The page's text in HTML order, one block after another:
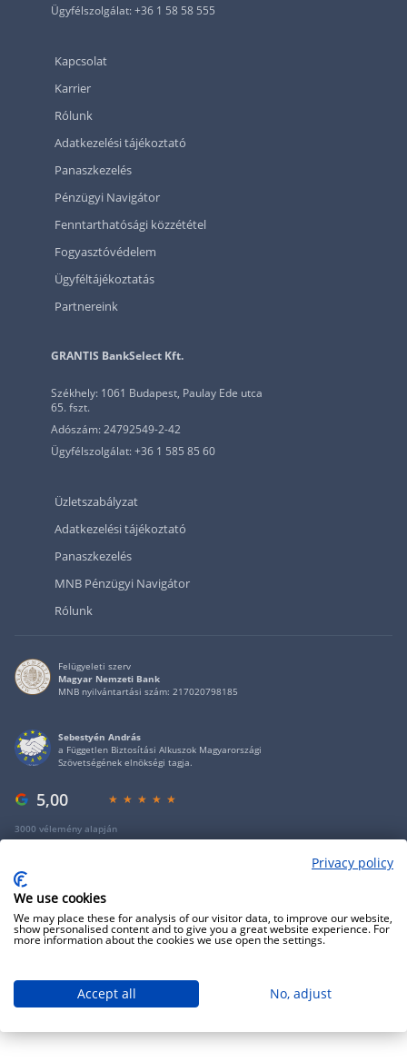
Ügyfélszolgálat: +36 1 58 58 555
Kapcsolat
Karrier
Rólunk
Adatkezelési tájékoztató
Panaszkezelés
Pénzügyi Navigátor
Fenntarthatósági közzététel
Fogyasztóvédelem
Ügyféltájékoztatás
Partnereink
GRANTIS BankSelect Kft.
Székhely: 1061 Budapest, Paulay Ede utca
65. fszt.
Adószám: 24792549-2-42
Ügyfélszolgálat: +36 1 585 85 60
Üzletszabályzat
Adatkezelési tájékoztató
Panaszkezelés
MNB Pénzügyi Navigátor
Rólunk
Felügyeleti szerv
Magyar Nemzeti Bank
MNB nyilvántartási szám: 217020798185
Sebestyén András
a Független Biztosítási Alkuszok Magyarországi
Szövetségének elnökségi tagja.
5,00
3000 vélemény alapján
Privacy policy
We use cookies
We may place these for analysis of our visitor data, to improve our website,
show personalised content and to give you a great website experience. For
more information about the cookies we use open the settings.
Accept all No, adjust